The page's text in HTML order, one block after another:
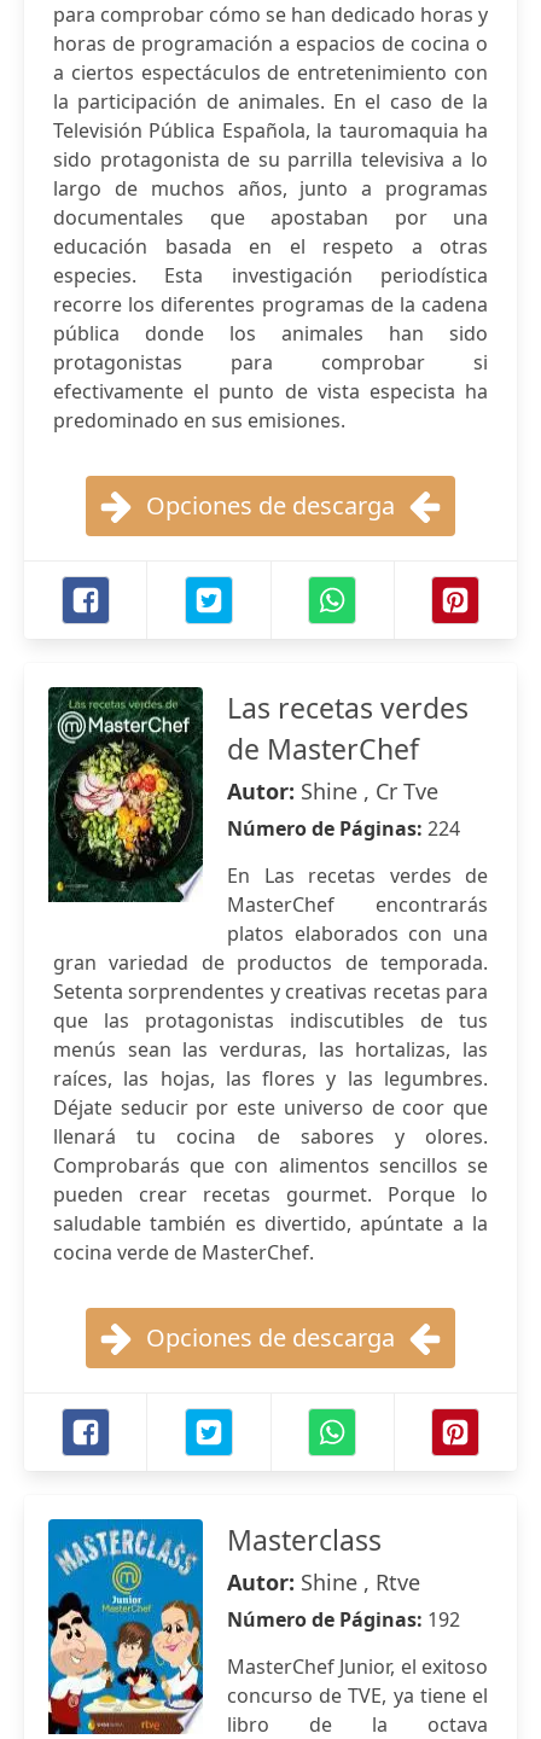
para comprobar cómo se han dedicado horas y
horas de programación a espacios de cocina o
a ciertos espectáculos de entretenimiento con
la participación de animales. En el caso de la
Televisión Pública Española, la tauromaquia ha
sido protagonista de su parrilla televisiva a lo
largo de muchos años, junto a programas
documentales que apostaban por una
educación basada en el respeto a otras
especies. Esta investigación periodística
recorre los diferentes programas de la cadena
pública donde los animales han sido
protagonistas para comprobar si
efectivamente el punto de vista especista ha
predominado en sus emisiones.
Opciones de descarga
Las recetas verdes
de MasterChef
Autor: Shine , Cr Tve
Número de Páginas: 224
En Las recetas verdes de
MasterChef encontrarás
platos elaborados con una
gran variedad de productos de temporada.
Setenta sorprendentes y creativas recetas para
que las protagonistas indiscutibles de tus
menús sean las verduras, las hortalizas, las
raíces, las hojas, las flores y las legumbres.
Déjate seducir por este universo de coor que
llenará tu cocina de sabores y olores.
Comprobarás que con alimentos sencillos se
pueden crear recetas gourmet. Porque lo
saludable también es divertido, apúntate a la
cocina verde de MasterChef.
Opciones de descarga
Masterclass
Autor: Shine , Rtve
Número de Páginas: 192
MasterChef Junior, el exitoso
concurso de TVE, ya tiene el
libro de la octava